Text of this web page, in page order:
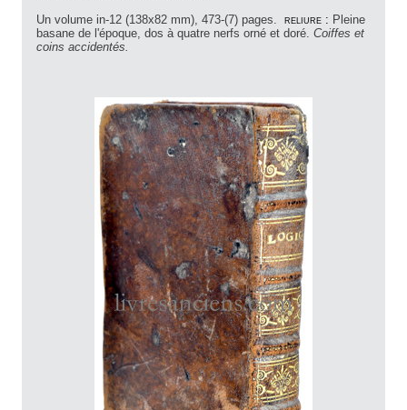
Un volume in-12 (138x82 mm), 473-(7) pages. reliure : Pleine
basane de l'époque, dos à quatre nerfs orné et doré. Coiffes et
coins accidentés.